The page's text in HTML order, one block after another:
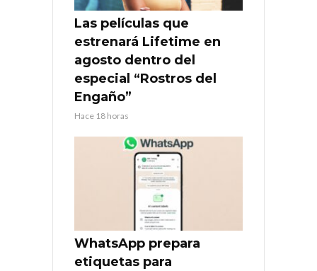
Las películas que
estrenará Lifetime en
agosto dentro del
especial “Rostros del
Engaño”
Hace 18 horas
WhatsApp prepara
etiquetas para